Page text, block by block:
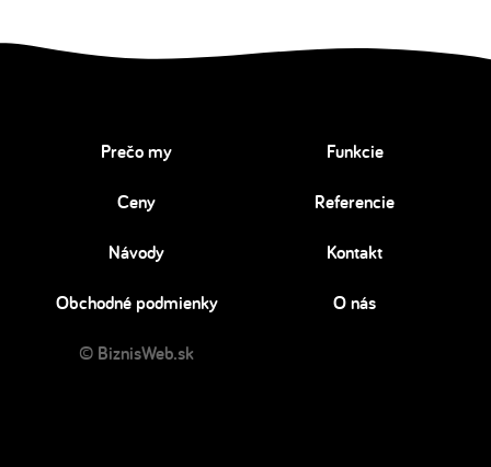
Prečo my Funkcie
Ceny Referencie
Návody Kontakt
Obchodné podmienky O nás
© BiznisWeb.sk